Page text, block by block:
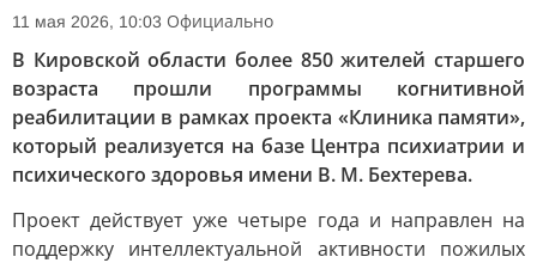
11 мая 2026, 10:03 Официально
В Кировской области более 850 жителей старшего
возраста прошли программы когнитивной
реабилитации в рамках проекта «Клиника памяти»,
который реализуется на базе Центра психиатрии и
психического здоровья имени В. М. Бехтерева.
Проект действует уже четыре года и направлен на
поддержку интеллектуальной активности пожилых